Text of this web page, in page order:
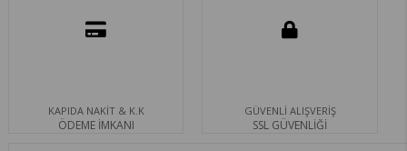
KAPIDA NAKİT & K.K
ÖDEME İMKANI
GÜVENLİ ALIŞVERİŞ
SSL GÜVENLİĞİ